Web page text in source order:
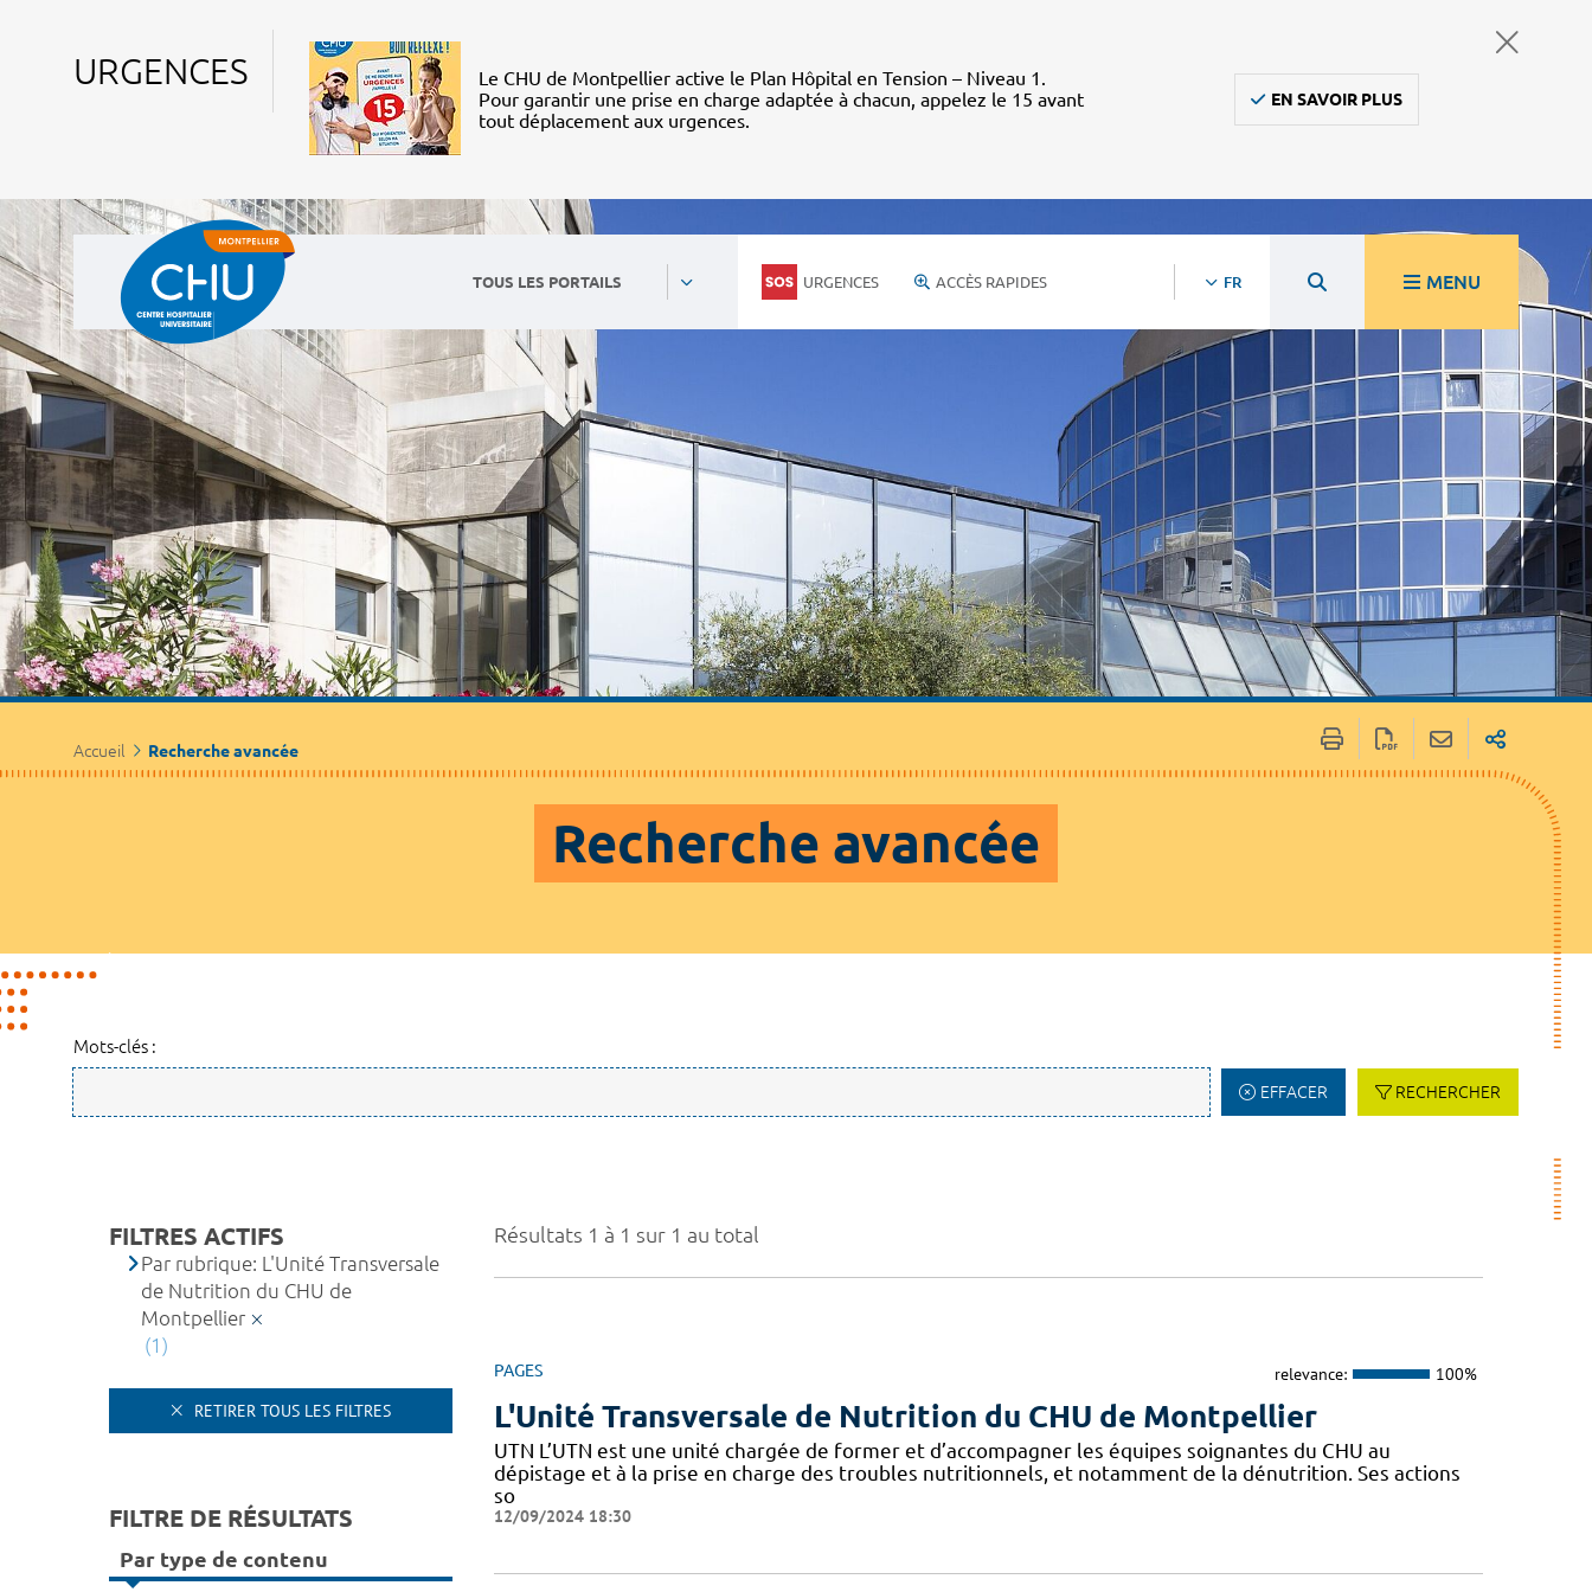
URGENCES
Le CHU de Montpellier active le Plan Hôpital en Tension – Niveau 1.
Pour garantir une prise en charge adaptée à chacun, appelez le 15 avant
tout déplacement aux urgences.
EN SAVOIR PLUS
TOUS LES PORTAILS URGENCES ACCÈS RAPIDES FR MENU
Accueil Recherche avancée
Recherche avancée
Mots-clés :
EFFACER RECHERCHER
Résultats 1 à 1 sur 1 au total
PAGES relevance: 100%
L'Unité Transversale de Nutrition du CHU de Montpellier
UTN L’UTN est une unité chargée de former et d’accompagner les équipes soignantes du CHU au
dépistage et à la prise en charge des troubles nutritionnels, et notamment de la dénutrition. Ses actions
so
12/09/2024 18:30
FILTRES ACTIFS
Par rubrique: L'Unité Transversale
de Nutrition du CHU de
Montpellier
(1)
RETIRER TOUS LES FILTRES
FILTRE DE RÉSULTATS
Par type de contenu